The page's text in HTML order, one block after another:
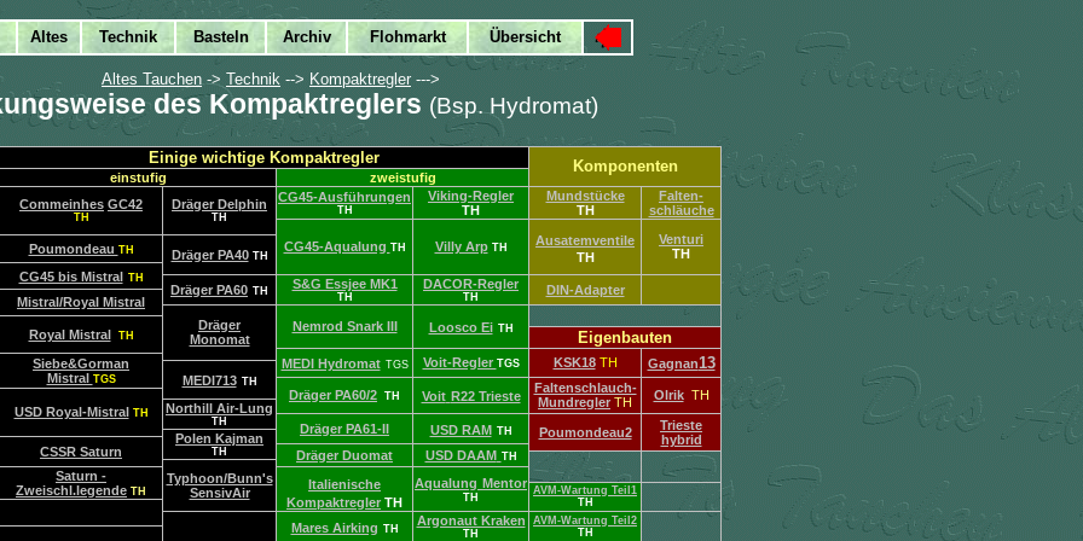
Altes Tauchen-> Technik --> Kompaktregler --->
des Kompaktreglers (Bsp. Hydromat)